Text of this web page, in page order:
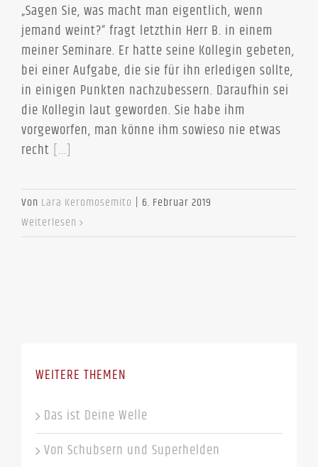
„Sagen Sie, was macht man eigentlich, wenn
jemand weint?“ fragt letzthin Herr B. in einem
meiner Seminare. Er hatte seine Kollegin gebeten,
bei einer Aufgabe, die sie für ihn erledigen sollte,
in einigen Punkten nachzubessern. Daraufhin sei
die Kollegin laut geworden. Sie habe ihm
vorgeworfen, man könne ihm sowieso nie etwas
recht [...]
Von Lara Keromosemito | 6. Februar 2019
Weiterlesen
WEITERE THEMEN
Das ist Deine Welle
Von Schubsern und Superhelden